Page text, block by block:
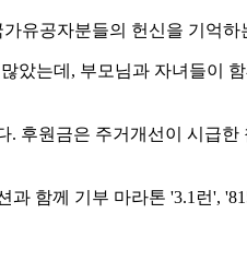
유공자분들의 헌신을 기억
았는데, 부모님과 자녀들이
후원금은 주거개선이 시급한
함께 기부 마라톤 '3.1런',